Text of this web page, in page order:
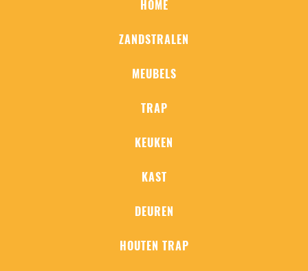
HOME
ZANDSTRALEN
MEUBELS
TRAP
KEUKEN
KAST
DEUREN
HOUTEN TRAP